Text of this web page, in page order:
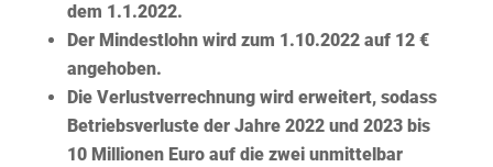
dem 1.1.2022.
Der Mindestlohn wird zum 1.10.2022 auf 12 €
angehoben.
Die Verlustverrechnung wird erweitert, sodass
Betriebsverluste der Jahre 2022 und 2023 bis
10 Millionen Euro auf die zwei unmittelbar